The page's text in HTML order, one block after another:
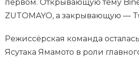
первом. Открывающую тему
ZUTOMAYO, а закрывающую —
Режиссёрская команда
Ясутака Ямамото в роли